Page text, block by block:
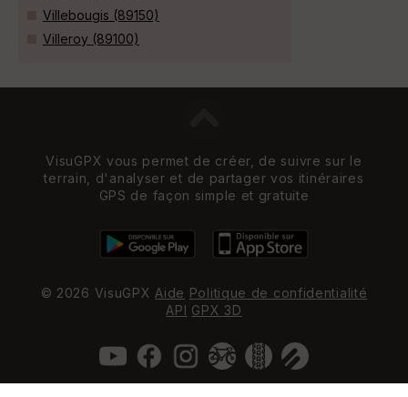
Villebougis (89150)
Villeroy (89100)
VisuGPX vous permet de créer, de suivre sur le
terrain, d'analyser et de partager vos itinéraires
GPS de façon simple et gratuite
© 2026 VisuGPXAide Politique de confidentialité
API GPX 3D